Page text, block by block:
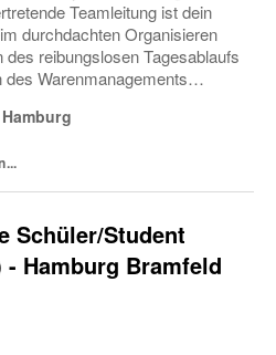
Teamleitung ist dein
durchdachten Organisieren
des reibungslosen Tagesablaufs
des Warenmanagements
übernimmst du die
Hamburg
Schüler/Student
- Hamburg Bramfeld